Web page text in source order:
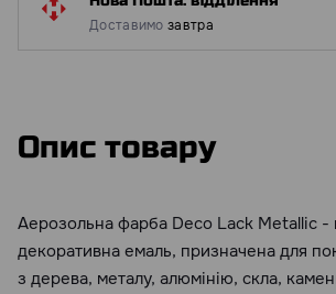
Доставимо завтра
Опис товару
Аерозольна фарба Deco Lack Metallic -
декоративна емаль, призначена для
з дерева, металу, алюмінію, скла,